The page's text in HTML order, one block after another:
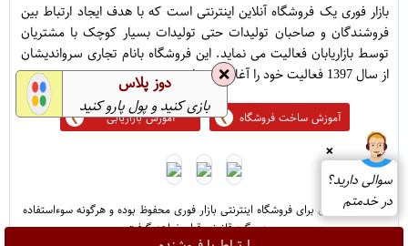
بازار فوری یک فروشگاه آنلاین اینترنتی است که با هدف ایجاد ارتباط بین
فروشندگان و صاحبان تولیدات حتی تولیدات بسیار کوچک با مشتریان
توسط بازاریابان فعالیت می نماید. این فروشگاه بانام تجاری سرواندیشان
از سال 1397 فعالیت خود را آغاز نموده است.
آموزش ساخت فروشگاه آموزش بازاریابی
@ تمامی حقوق برای فروشگاه اینترنتی بازار فوری محفوظ بوده و هرگونه سوءاستفاده
مورد پیگرد قانونی قرار خواهد گرفت
❌
سوالی دارید؟
در خدمتم
❌ دوز پلاس
بازی کنید و پول پارو کنید